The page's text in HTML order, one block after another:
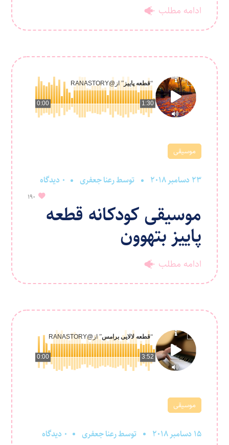
ادامه مطلب
0:00 1:30
“قطعه پاییز” از @RANASTORY
موسیقی
23 دسامبر 2018 توسطرعنا جعفری 0 دیدگاه
190
موسیقی کودکانه قطعه
پاییز بتهوون
ادامه مطلب
0:00 3:52
“قطعه لالایی برامس” از @RANASTORY
موسیقی
15 دسامبر 2018 توسطرعنا جعفری 0 دیدگاه